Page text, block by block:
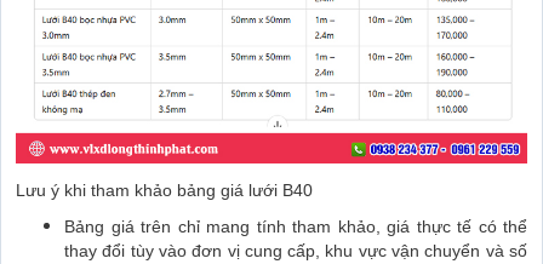
Lưu ý khi tham khảo bảng giá lưới B40
Bảng giá trên chỉ mang tính tham khảo, giá thực tế có thể
thay đổi tùy vào đơn vị cung cấp, khu vực vận chuyển và số